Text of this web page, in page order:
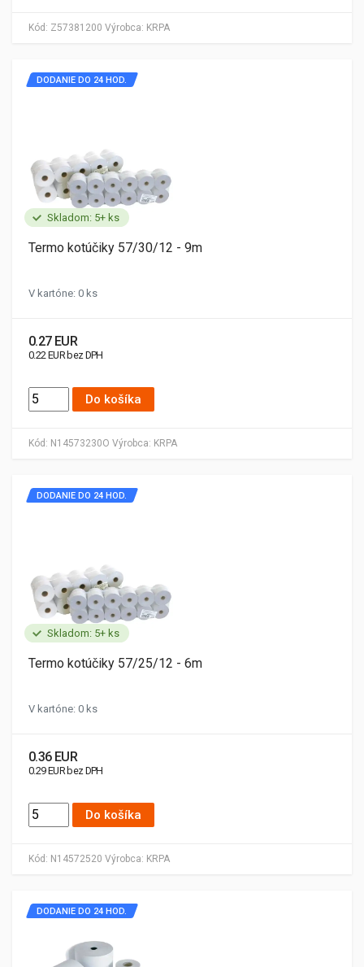
Kód: Z57381200 Výrobca: KRPA
Skladom: 5+ ks
Kód: N14573230O Výrobca: KRPA
DODANIE DO 24 HOD.
Termo kotúčiky 57/30/12 - 9m
V kartóne: 0 ks
0.27 EUR
0.22 EUR bez DPH
Do košíka
Skladom: 5+ ks
Kód: N14572520 Výrobca: KRPA
DODANIE DO 24 HOD.
Termo kotúčiky 57/25/12 - 6m
V kartóne: 0 ks
0.36 EUR
0.29 EUR bez DPH
Do košíka
DODANIE DO 24 HOD.